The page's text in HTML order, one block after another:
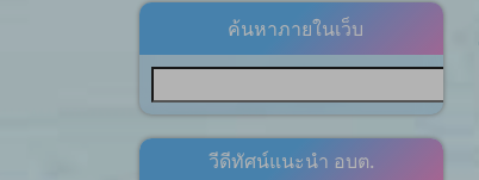
ค้นหาภายในเว็บ
วีดีทัศน์แนะนำ อบต.